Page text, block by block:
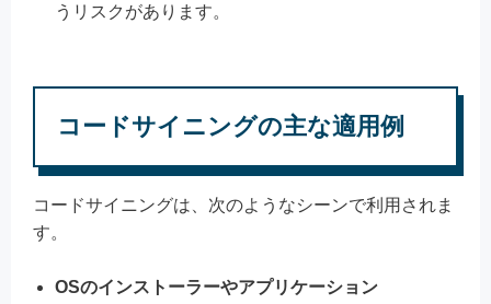
うリスクがあります。
コードサイニングの主な適用例
コードサイニングは、次のようなシーンで利用されま
す。
OSのインストーラーやアプリケーション